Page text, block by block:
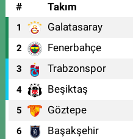
#
Takım
1 Galatasaray
2 Fenerbahçe
3 Trabzonspor
4 Beşiktaş
5 Göztepe
6 Başakşehir